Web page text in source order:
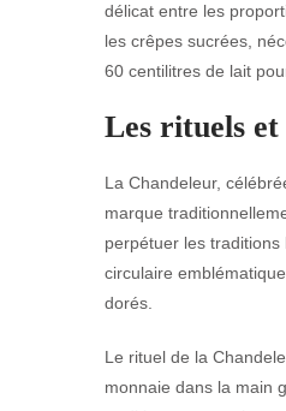
délicat entre les
les crêpes sucrées,
60 centilitres de lait
Les rituels et
La Chandeleur,
marque
perpétuer les
circulaire
dorés.
Le rituel de la
monnaie dans la main